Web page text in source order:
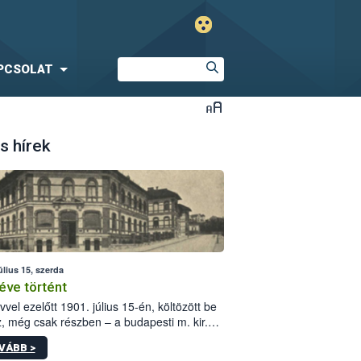
hírek
15, szerda
történt
ezelőtt 1901. július 15-én, költözött be
még csak részben – a budapesti m. kir.
állomás a Kis Rókus utca
alatti, Czigler Győző által tervezett új
>